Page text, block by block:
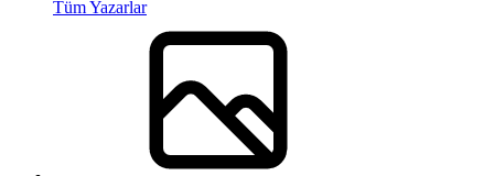
Tüm Yazarlar